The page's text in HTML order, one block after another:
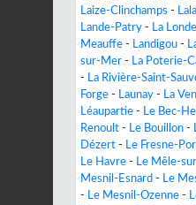
Laize-Clinchamps -
Lande-Patry - La Londe
Meauffe - Landigou -
sur-Mer - La Poterie-
- La Rivière-Saint-
Forge - Launay - La
Léaupartie - Le Bec-
Renoult - Le Bouillon -
Dézert - Le Fresne-
Le Havre - Le Mêle-
Mesnil-Esnard - Le
- Le Mesnil-Ozenne -